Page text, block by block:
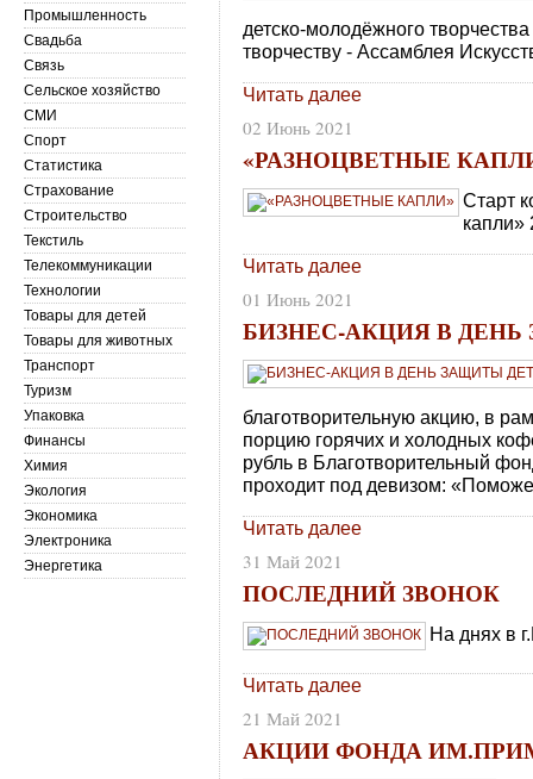
детско-молодёжного
творчеству - Ассамблея
Читать далее
02 Июнь 2021
«РАЗНОЦВЕТНЫЕ
Старт
капли»
Читать далее
01 Июнь 2021
БИЗНЕС-АКЦИЯ В
благотворительную акцию, в
порцию горячих и холодных
рубль в Благотворительный
проходит под девизом:
Читать далее
31 Май 2021
ПОСЛЕДНИЙ ЗВОНОК
На днях в
Читать далее
21 Май 2021
АКЦИИ ФОНДА
Промышленность
Свадьба
Связь
Сельское хозяйство
СМИ
Спорт
Статистика
Страхование
Строительство
Текстиль
Телекоммуникации
Технологии
Товары для детей
Товары для животных
Транспорт
Туризм
Упаковка
Финансы
Химия
Экология
Экономика
Электроника
Энергетика